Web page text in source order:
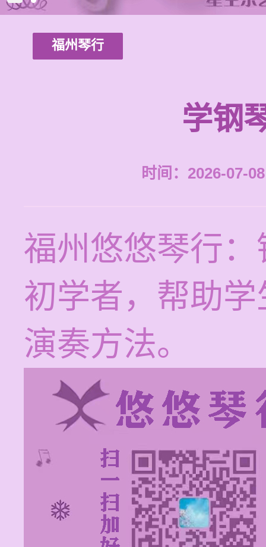
福州琴行
学钢
时间：2026-07-
福州悠悠琴行
初学者，帮助
演奏方法。